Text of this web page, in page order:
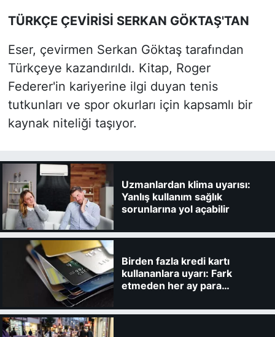
TÜRKÇE ÇEVİRİSİ SERKAN GÖKTAŞ'TAN
Eser, çevirmen Serkan Göktaş tarafından
Türkçeye kazandırıldı. Kitap, Roger
Federer'in kariyerine ilgi duyan tenis
tutkunları ve spor okurları için kapsamlı bir
kaynak niteliği taşıyor.
Uzmanlardan klima uyarısı:
Yanlış kullanım sağlık
sorunlarına yol açabilir
Birden fazla kredi kartı
kullananlara uyarı: Fark
etmeden her ay para